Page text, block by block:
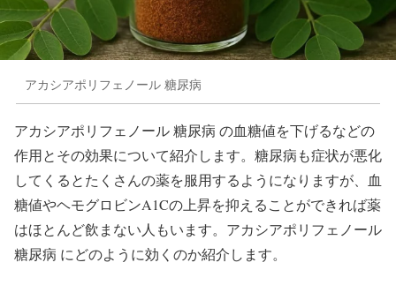
アカシアポリフェノール 糖尿病
アカシアポリフェノール 糖尿病 の血糖値を下げるなどの
作用とその効果について紹介します。糖尿病も症状が悪化
してくるとたくさんの薬を服用するようになりますが、血
糖値やヘモグロビンA1Cの上昇を抑えることができれば薬
はほとんど飲まない人もいます。アカシアポリフェノール
糖尿病 にどのように効くのか紹介します。